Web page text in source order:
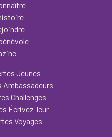
Jeunes
Ambassadeurs
Challenges
Écrivez-leur
Voyages